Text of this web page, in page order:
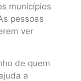
municípios
pessoas
ver
de quem
a